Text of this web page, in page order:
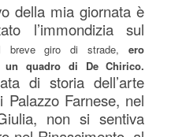
della mia giornata è
l’immondizia sul
breve giro di strade,ero
un quadro di De Chirico.
di storia dell’arte
Farnese, nel
non si sentiva